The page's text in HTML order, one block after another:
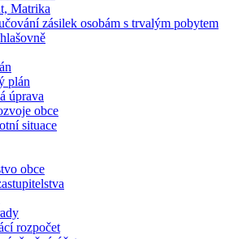
Matrika
zásilek osobám s trvalým pobytem
plán
úprava
obce
situace
obce
rozpočet